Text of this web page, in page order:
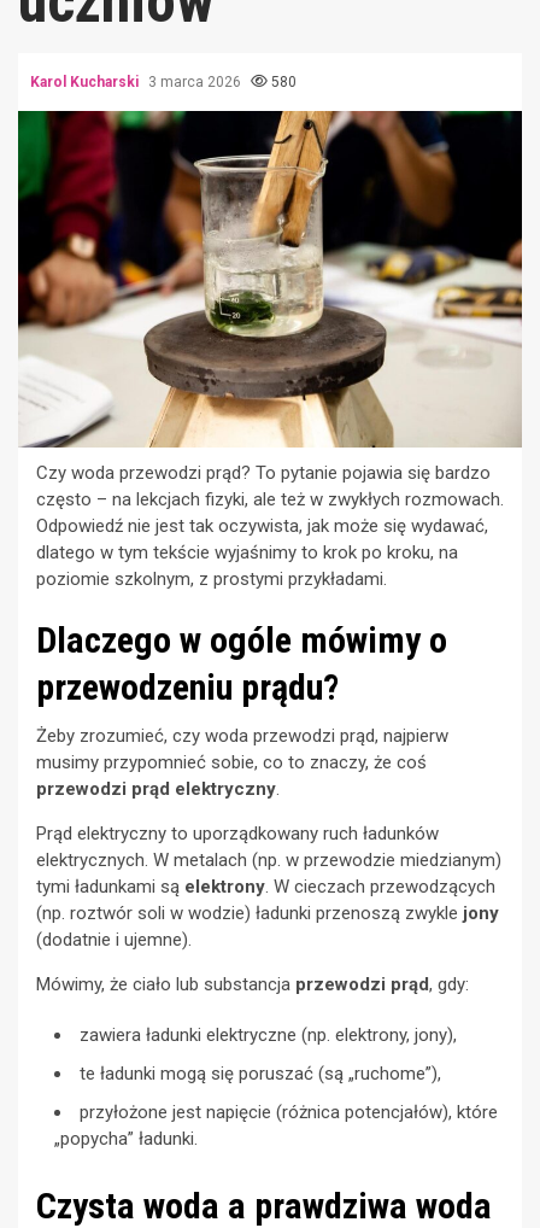
Karol Kucharski 3 marca 2026 580
Czy woda przewodzi prąd? To pytanie pojawia się bardzo
często – na lekcjach fizyki, ale też w zwykłych rozmowach.
Odpowiedź nie jest tak oczywista, jak może się wydawać,
dlatego w tym tekście wyjaśnimy to krok po kroku, na
poziomie szkolnym, z prostymi przykładami.
Dlaczego w ogóle mówimy o
przewodzeniu prądu?
Żeby zrozumieć, czy woda przewodzi prąd, najpierw
musimy przypomnieć sobie, co to znaczy, że coś
przewodzi prąd elektryczny.
Prąd elektryczny to uporządkowany ruch ładunków
elektrycznych. W metalach (np. w przewodzie miedzianym)
tymi ładunkami są elektrony. W cieczach przewodzących
(np. roztwór soli w wodzie) ładunki przenoszą zwykle jony
(dodatnie i ujemne).
Mówimy, że ciało lub substancja przewodzi prąd, gdy:
zawiera ładunki elektryczne (np. elektrony, jony),
te ładunki mogą się poruszać (są „ruchome”),
przyłożone jest napięcie (różnica potencjałów), które
„popycha” ładunki.
Czysta woda a prawdziwa woda